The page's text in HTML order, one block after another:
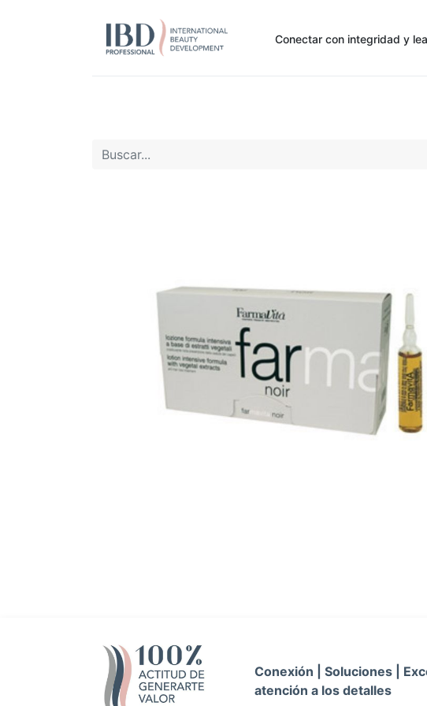
Conectar con integridad y
Conexión | Soluciones |
atención a los detalles